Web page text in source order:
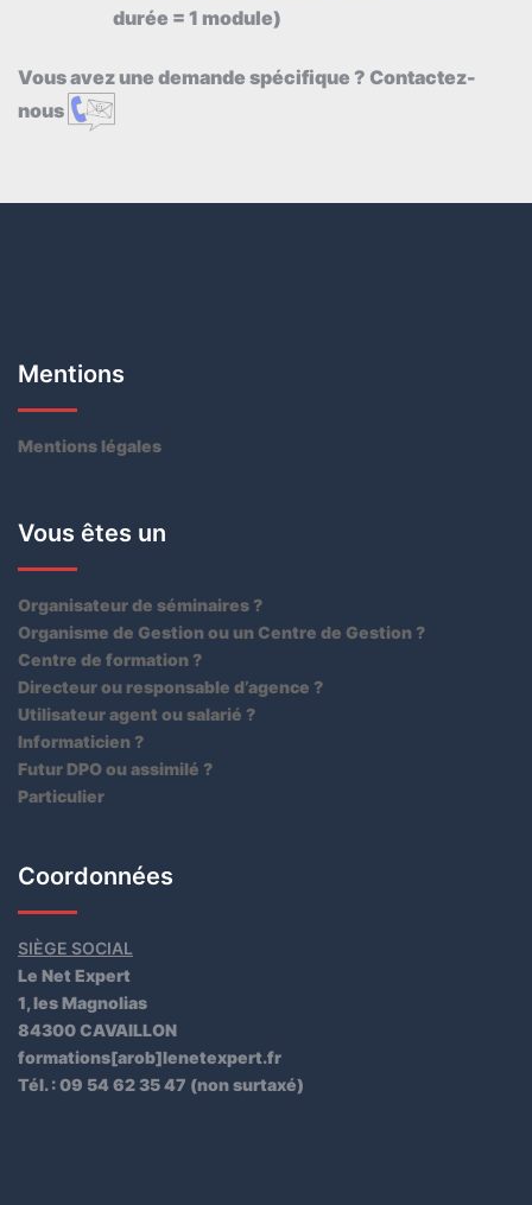
durée = 1 module)
Vous avez une demande spécifique ? Contactez-
nous
Mentions
Mentions légales
Vous êtes un
Organisateur de séminaires ?
Organisme de Gestion ou un Centre de Gestion ?
Centre de formation ?
Directeur ou responsable d’agence ?
Utilisateur agent ou salarié ?
Informaticien ?
Futur DPO ou assimilé ?
Particulier
Coordonnées
SIÈGE SOCIAL
Le Net Expert
1, les Magnolias
84300 CAVAILLON
formations[arob]lenetexpert.fr
Tél. : 09 54 62 35 47 (non surtaxé)